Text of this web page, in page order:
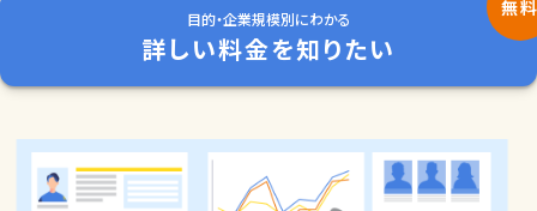
目的・企業規模別にわかる
詳しい料金を知りたい